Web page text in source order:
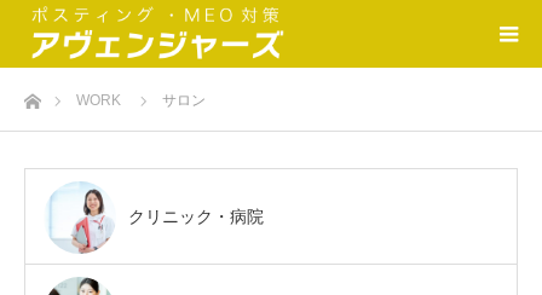
ホームWORK サロン
クリニック・病院